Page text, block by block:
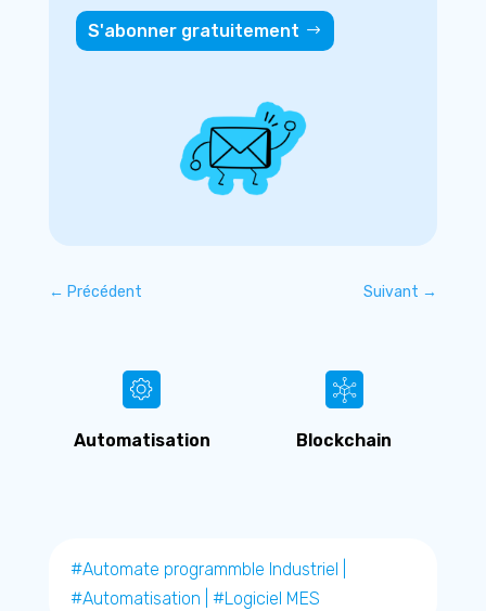
S'abonner gratuitement
← Précédent Suivant →
Blockchain Cybersécurité
#Automate programmble Industriel
#Automatisation
#Logiciel MES